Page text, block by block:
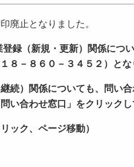
廃止となりました。
録（新規・更新）関係につ
０－３４５２）となりま
続）関係についても、問い
せ窓口」をクリックして
リック、ページ移動）